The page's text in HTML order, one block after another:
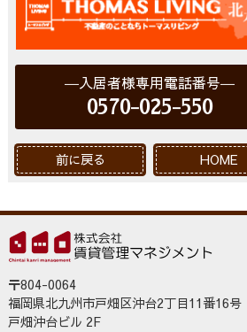
入居者様専用電話番号
0570-025-550
前に戻る HOME
〒804-0064
福岡県北九州市戸畑区沖台2丁目11番16号
戸畑沖台ビル 2F